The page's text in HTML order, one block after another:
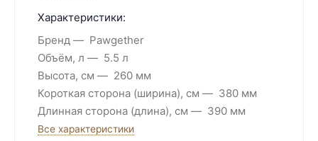
Характеристики:
Бренд
Pawgether
Объём, л
5.5 л
Высота, см
260 мм
Короткая сторона (ширина), см
380 мм
Длинная сторона (длина), см
390 мм
Все характеристики